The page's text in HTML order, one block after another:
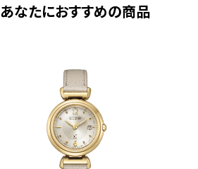
あなたにおすすめの商品